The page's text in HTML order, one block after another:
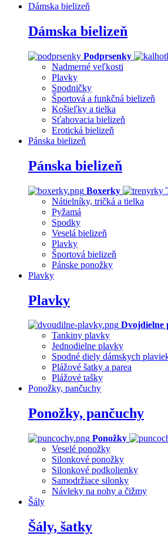
Dámska bielizeň
Dámska bielizeň
Podprsenky
Nadmerné veľkosti
Plavky
Spodničky
Športová a funkčná bielizeň
Košieľky a tielka
Sťahovacia bielizeň
Erotická bielizeň
Pánska bielizeň
Pánska bielizeň
Boxerky
Nátielníky, tričká a tielka
Pyžamá
Spodky
Veselá bielizeň
Plavky
Športová bielizeň
Pánske ponožky
Plavky
Plavky
Dvojdielne
Tankiny plavky
Jednodielne plavky
Spodné diely dámskych
Plážové šatky a parea
Plážové tašky
Ponožky, pančuchy
Ponožky, pančuchy
Ponožky
Veselé ponožky
Silonkové ponožky
Silonkové podkolienky
Samodržiace silonky
Návleky na nohy a čižmy
Šály
Šály, šatky